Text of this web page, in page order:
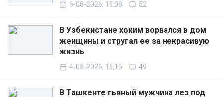
6-08-2026, 15:08 52
В Узбекистане хоким ворвался в дом
женщины и отругал ее за некрасивую
жизнь
4-08-2026, 15:16 49
В Ташкенте пьяный мужчина лез под